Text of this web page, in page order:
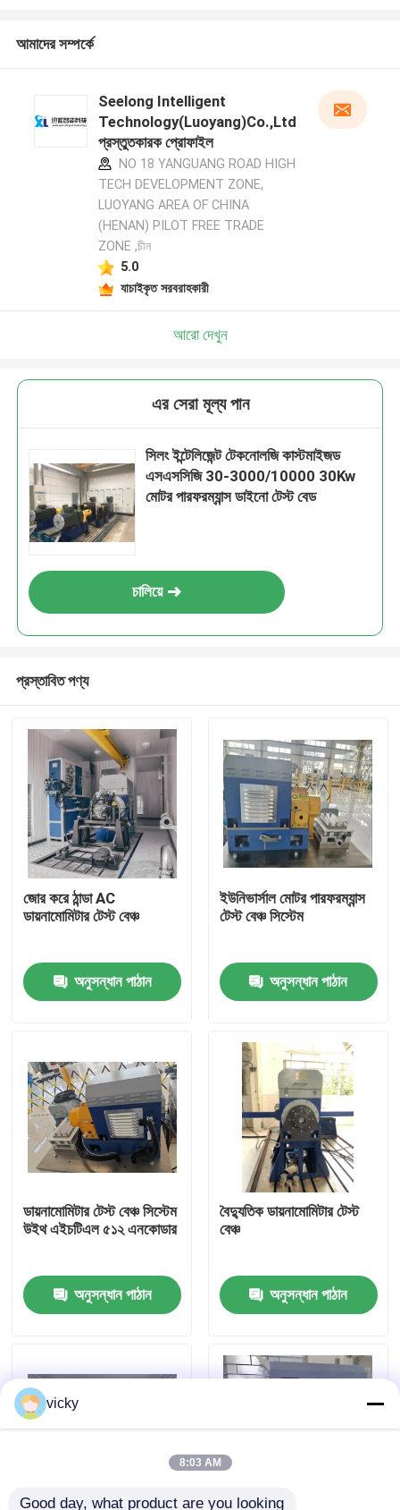
আমাদের সম্বন্ধে
কারখানা ভ্রমণ
গুণগত মান নিয়ন্ত্রণ
যোগাযোগ করুন
মামলা
হাই স্পিড ডায়নামিটার
আমাদের সম্পর্কে
Seelong Intelligent
Technology(Luoyang)Co.,Ltd
প্রস্তুতকারক প্রোফাইল
NO 18 YANGUANG ROAD HIGH
TECH DEVELOPMENT ZONE,
LUOYANG AREA OF CHINA
(HENAN) PILOT FREE TRADE
ZONE ,চীন
5.0
যাচাইকৃত সরবরাহকারী
আরো দেখুন
এর সেরা মূল্য পান
সিলং ইন্টেলিজেন্ট টেকনোলজি কাস্টমাইজড
এসএসসিজি 30-3000/10000 30Kw
মোটর পারফরম্যান্স ডাইনো টেস্ট বেড
চালিয়ে
প্রস্তাবিত পণ্য
জোর করে ঠান্ডা AC
ডায়নামোমিটার টেস্ট বেঞ্চ
অনুসন্ধান পাঠান
ইউনিভার্সাল মোটর পারফরম্যান্স
টেস্ট বেঞ্চ সিস্টেম
অনুসন্ধান পাঠান
ডায়নামোমিটার টেস্ট বেঞ্চ সিস্টেম
উইথ এইচটিএল ৫১২ এনকোডার
অনুসন্ধান পাঠান
বৈদ্যুতিক ডায়নামোমিটার টেস্ট
বেঞ্চ
অনুসন্ধান পাঠান
vicky
8:03 AM
Good day, what product are you looking